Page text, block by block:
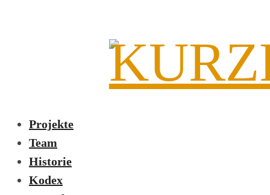
Projekte
Team
Historie
Kodex